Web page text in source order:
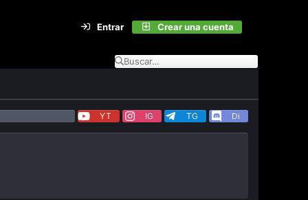
Entrar Crear una cuenta
YT IG TG Di